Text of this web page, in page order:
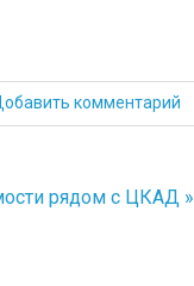
комментарий
рядом с ЦКАД »